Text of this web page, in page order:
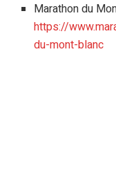
Marathon du
https://
du-mont-blanc